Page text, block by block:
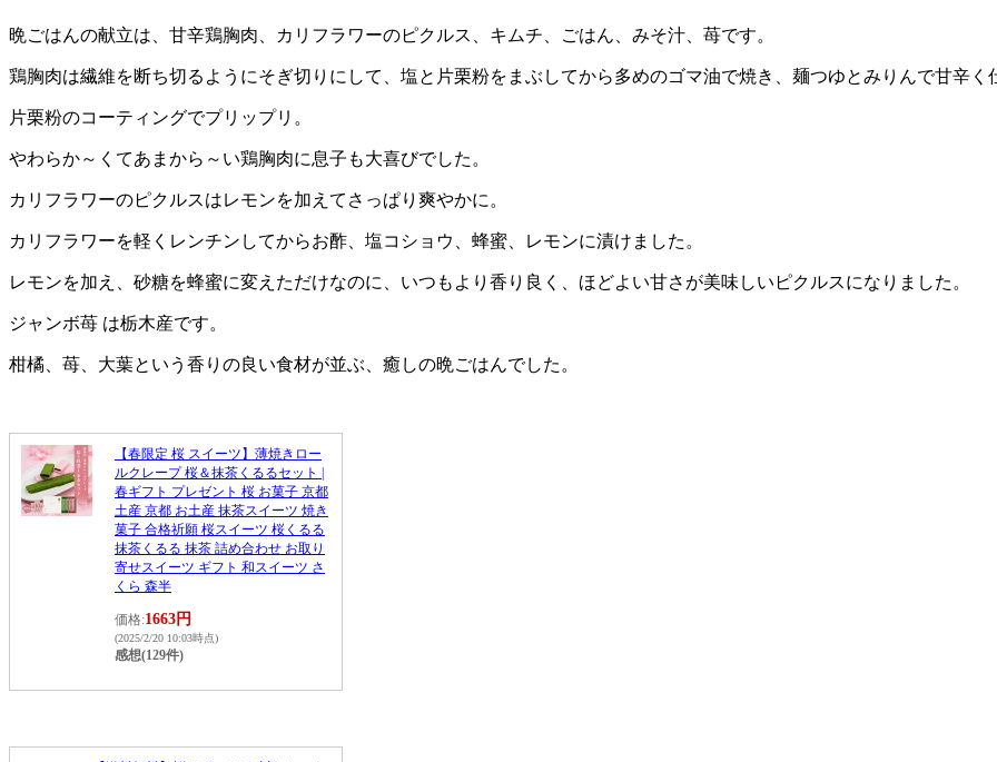
晩ごはんの献立は、甘辛鶏胸肉、カリフラワーのピクルス、キムチ、ごはん、みそ汁、苺です。
鶏胸肉は繊維を断ち切るようにそぎ切りにして、塩と片栗粉をまぶしてから多めのゴマ油で焼き、麺つゆとみりんで甘辛く
片栗粉のコーティングでプリップリ。
やわらか～くてあまから～い鶏胸肉に息子も大喜びでした。
カリフラワーのピクルスはレモンを加えてさっぱり爽やかに。
カリフラワーを軽くレンチンしてからお酢、塩コショウ、蜂蜜、レモンに漬けました。
レモンを加え、砂糖を蜂蜜に変えただけなのに、いつもより香り良く、ほどよい甘さが美味しいピクルスになりました。
ジャンボ苺 は栃木産です。
柑橘、苺、大葉という香りの良い食材が並ぶ、癒しの晩ごはんでした。
【春限定 桜 スイーツ】薄焼きロー
ルクレープ 桜＆抹茶くるるセット |
春ギフト プレゼント 桜 お菓子 京都
土産 京都 お土産 抹茶スイーツ 焼き
菓子 合格祈願 桜スイーツ 桜くるる
抹茶くるる 抹茶 詰め合わせ お取り
寄せスイーツ ギフト 和スイーツ さ
くら 森半
価格:1663円
(2025/2/20 10:03時点)
感想(129件)